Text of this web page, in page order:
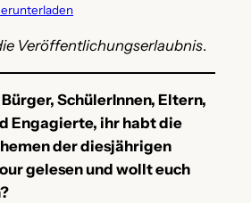
Veröffentlichungserlaubnis.
SchülerInnen, Eltern,
Engagierte, ihr habt die
der diesjährigen
gelesen und wollt euch